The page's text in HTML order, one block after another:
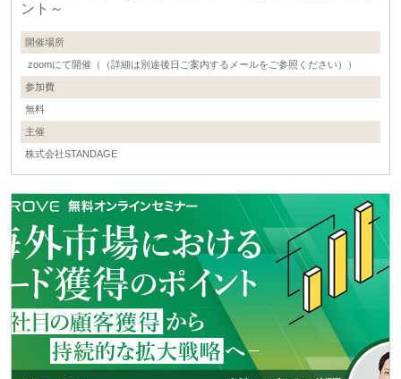
ント～
開催場所
zoomにて開催（（詳細は別途後日ご案内するメールをご参照ください））
参加費
無料
主催
株式会社STANDAGE